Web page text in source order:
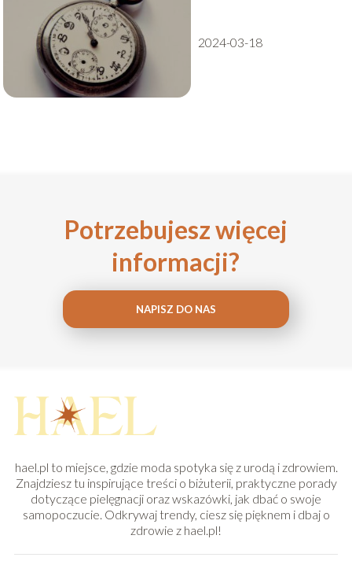
2024-03-18
Potrzebujesz więcej
informacji?
NAPISZ DO NAS
hael.pl to miejsce, gdzie moda spotyka się z urodą i zdrowiem.
Znajdziesz tu inspirujące treści o biżuterii, praktyczne porady
dotyczące pielęgnacji oraz wskazówki, jak dbać o swoje
samopoczucie. Odkrywaj trendy, ciesz się pięknem i dbaj o
zdrowie z hael.pl!